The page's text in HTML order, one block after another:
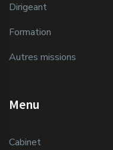
Dirigeant
Formation
Autres missions
Menu
Cabinet